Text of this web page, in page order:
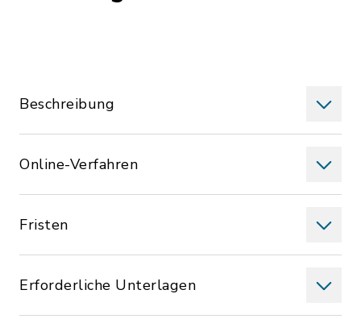
Beschreibung
Online-Verfahren
Fristen
Erforderliche Unterlagen